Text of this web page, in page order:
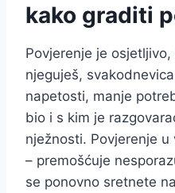
kako graditi
Povjerenje je
njeguješ,
napetosti, manje
bio i s kim je
nježnosti. Povjerenje
– premošćuje
se ponovno sretnete